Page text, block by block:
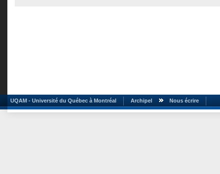
UQAM - Université du Québec à Montréal Archipel Nous écrire